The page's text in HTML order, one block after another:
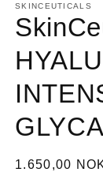
1
i
modal
SKINCEUTICALS
Vanlig
1.650,00